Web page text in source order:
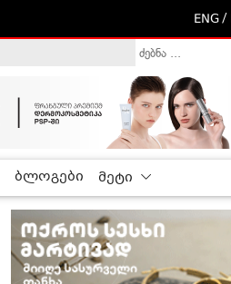
ENG /
ბლოგები მეტი